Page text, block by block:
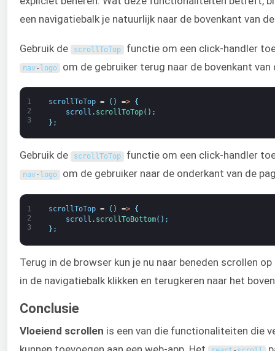
een navigatiebalk je natuurlijk naar de bovenkant van
Gebruik de scrollToTop functie om een click-handler
nav- logo om de gebruiker terug naar de bovenkant van
1
2
3
scrollToTop = ( ) =>
{
scroll . scrollToTop( ) ;
} ;
Gebruik de scrollToTop functie om een click-handler
nav- logo om de gebruiker naar de onderkant van de
1
2
3
scrollToTop = ( ) =>
{
scroll . scrollToBottom( ) ;
} ;
Terug in de browser kun je nu naar beneden scrollen
in de navigatiebalk klikken en terugkeren naar het
Conclusie
Vloeiend scrollen is een van die functionaliteiten die